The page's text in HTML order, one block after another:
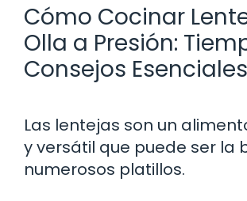
Cómo Cocinar
Olla a Presión:
Consejos Esenciales
Las lentejas son un
y versátil que puede ser la
numerosos platillos.